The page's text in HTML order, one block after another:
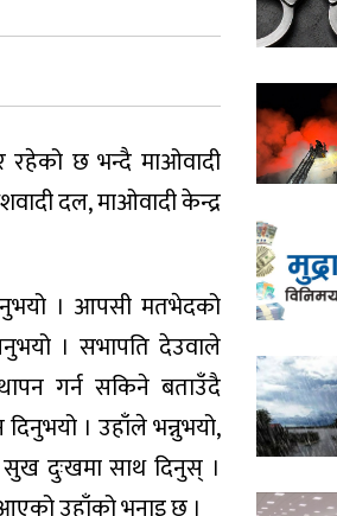
रहेको छ भन्दै माओवादी
दल, माओवादी केन्द्र
। आपसी मतभेदको
। सभापति देउवाले
गर्न सकिने बताउँदै
दिनुभयो । उहाँले भन्नुभयो,
दुःखमा साथ दिनुस् ।